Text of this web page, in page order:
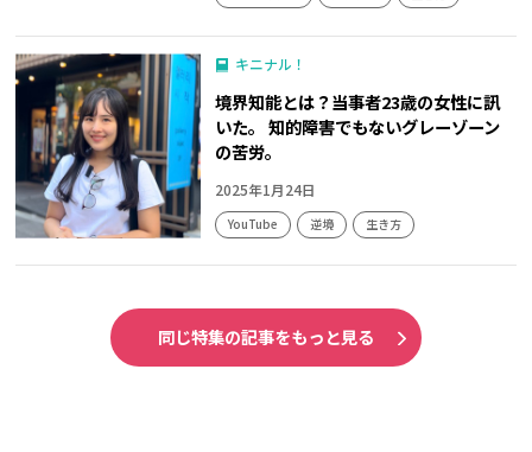
キニナル！
境界知能とは？当事者23歳の女性に訊
いた。 知的障害でもないグレーゾーン
の苦労。
2025年1月24日
YouTube 逆境 生き方
同じ特集の記事をもっと見る